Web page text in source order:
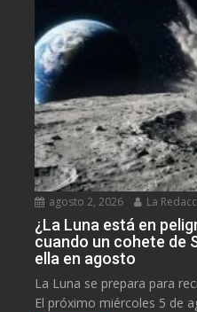
agosto 2, 2026 La
¿La Luna está en
cuando un cohete de
ella en agosto
La Luna se prepara para
El próximo miércoles 5 de